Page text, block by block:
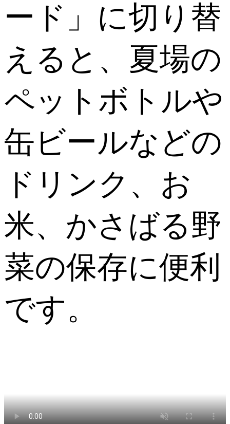
ード」に切り替
えると、夏場の
ペットボトルや
缶ビールなどの
ドリンク、お
米、かさばる野
菜の保存に便利
です。